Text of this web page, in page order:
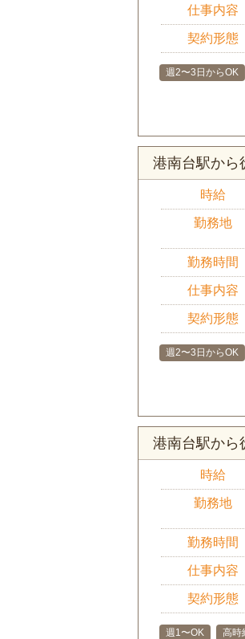
仕事内容
契約形態
週2〜3日からOK
港南台駅から
時給
勤務地
勤務時間
仕事内容
契約形態
週2〜3日からOK
港南台駅から
時給
勤務地
勤務時間
仕事内容
契約形態
週1〜OK 高時